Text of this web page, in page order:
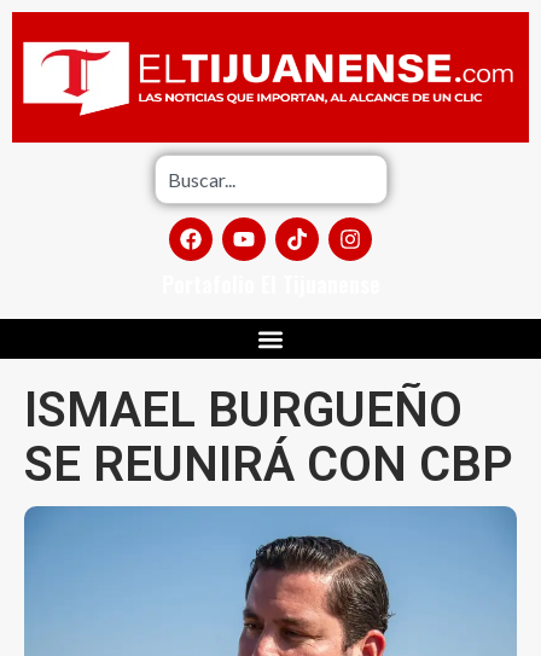
ISMAEL BURGUEÑO
SE REUNIRÁ CON CBP